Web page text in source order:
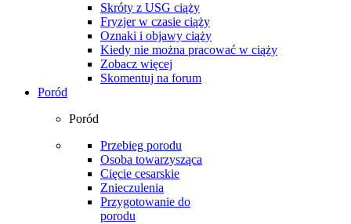
Skróty z USG ciąży
Fryzjer w czasie ciąży
Oznaki i objawy ciąży
Kiedy nie można pracować w ciąży
Zobacz więcej
Skomentuj na forum
Poród
Poród
Przebieg porodu
Osoba towarzysząca
Cięcie cesarskie
Znieczulenia
Przygotowanie do
porodu